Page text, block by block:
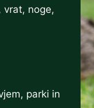
vrat, noge,
parki in